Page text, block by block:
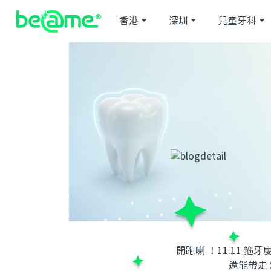
香港 深圳 兒童牙科
開跑喇 ！11.11 箍牙
還能帶走